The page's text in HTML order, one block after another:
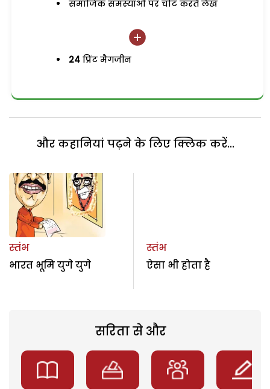
समाजिक समस्याओं पर चोट करते लेख
24 प्रिंट मैगजीन
और कहानियां पढ़ने के लिए क्लिक करें...
स्तंभ
भारत भूमि युगे युगे
स्तंभ
ऐसा भी होता है
सरिता से और